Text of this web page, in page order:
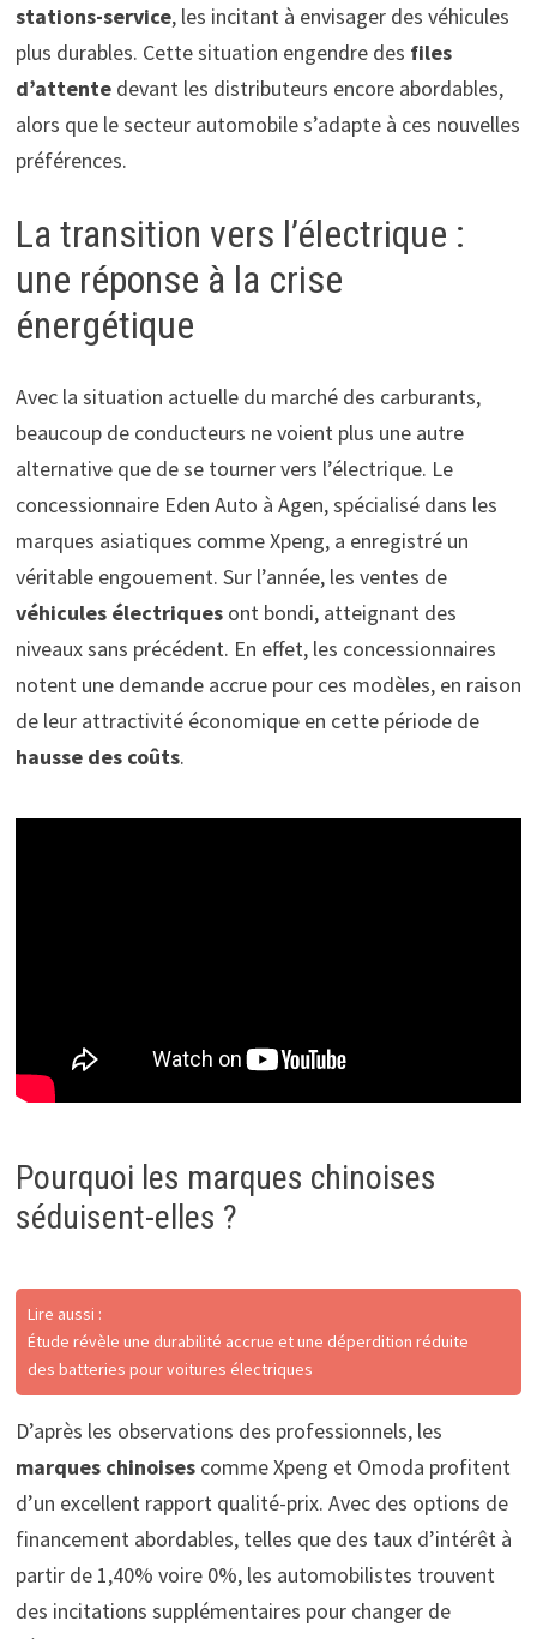
stations-service, les incitant à envisager des véhicules
plus durables. Cette situation engendre des files
d’attentedevant les distributeurs encore abordables,
alors que le secteur automobile s’adapte à ces nouvelles
préférences.
La transition vers l’électrique :
une réponse à la crise
énergétique
Avec la situation actuelle du marché des carburants,
beaucoup de conducteurs ne voient plus une autre
alternative que de se tourner vers l’électrique. Le
concessionnaire Eden Auto à Agen, spécialisé dans les
marques asiatiques comme Xpeng, a enregistré un
véritable engouement. Sur l’année, les ventes de
véhicules électriquesont bondi, atteignant des
niveaux sans précédent. En effet, les concessionnaires
notent une demande accrue pour ces modèles, en raison
de leur attractivité économique en cette période de
hausse des coûts.
Pourquoi les marques chinoises
séduisent-elles ?
Lire aussi :
Étude révèle une durabilité accrue et une déperdition réduite
des batteries pour voitures électriques
D’après les observations des professionnels, les
marques chinoisescomme Xpeng et Omoda profitent
d’un excellent rapport qualité-prix. Avec des options de
financement abordables, telles que des taux d’intérêt à
partir de 1,40% voire 0%, les automobilistes trouvent
des incitations supplémentaires pour changer de